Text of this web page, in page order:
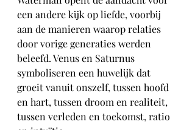
een andere kijk op liefde, voorbij
aan de manieren waarop relaties
door vorige generaties werden
beleefd. Venus en Saturnus
symboliseren een huwelijk dat
groeit vanuit onszelf, tussen hoofd
en hart, tussen droom en realiteit,
tussen verleden en toekomst, ratio